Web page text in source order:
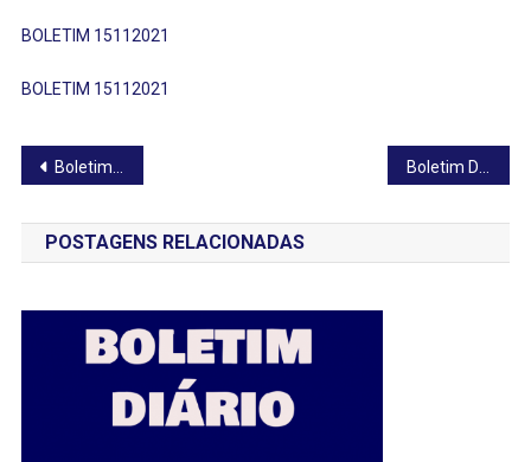
BOLETIM 15112021
BOLETIM 15112021
Navegação
de
Post
Boletim Diário – 14/11/2021 Boletim Diário – 16/11/2021
POSTAGENS RELACIONADAS